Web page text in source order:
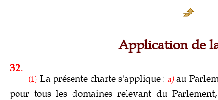
Application de
32.
(1) La présente charte s'applique : a)au
pour tous les domaines relevant du